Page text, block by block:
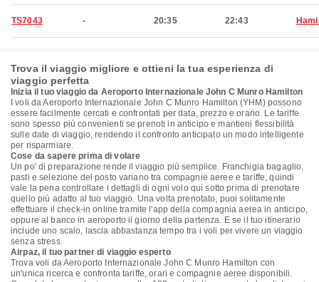
TS7043 - 20:35 22:43
Trova il viaggio migliore e ottieni la tua esperienza di
viaggio perfetta
Inizia il tuo viaggio da Aeroporto Internazionale John C Munro Hamilton
I voli da Aeroporto Internazionale John C Munro Hamilton (YHM) possono
essere facilmente cercati e confrontati per data, prezzo e orario. Le tariffe
sono spesso più convenienti se prenoti in anticipo e mantieni flessibilità
sulle date di viaggio, rendendo il confronto anticipato un modo intelligente
per risparmiare.
Cose da sapere prima di volare
Un po' di preparazione rende il viaggio più semplice. Franchigia bagaglio,
pasti e selezione del posto variano tra compagnie aeree e tariffe, quindi
vale la pena controllare i dettagli di ogni volo qui sotto prima di prenotare
quello più adatto al tuo viaggio. Una volta prenotato, puoi solitamente
effettuare il check-in online tramite l'app della compagnia aerea in anticipo,
oppure al banco in aeroporto il giorno della partenza. E se il tuo itinerario
include uno scalo, lascia abbastanza tempo tra i voli per vivere un viaggio
senza stress.
Airpaz, il tuo partner di viaggio esperto
Trova voli da Aeroporto Internazionale John C Munro Hamilton con
un'unica ricerca e confronta tariffe, orari e compagnie aeree disponibili.